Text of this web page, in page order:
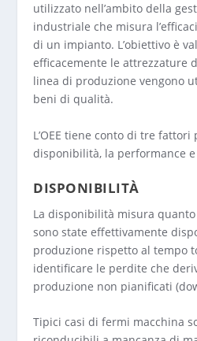
utilizzato nell’ambito della
industriale che misura
di un impianto. L’obiettivo è
efficacemente le attrezzature
linea di produzione vengono
beni di qualità.
L’OEE tiene conto di tre
disponibilità, la performance
DISPONIBILITÀ
La disponibilità misura
sono state effettivamente
produzione rispetto al tempo
identificare le perdite che
produzione non pianificati
Tipici casi di fermi macchina